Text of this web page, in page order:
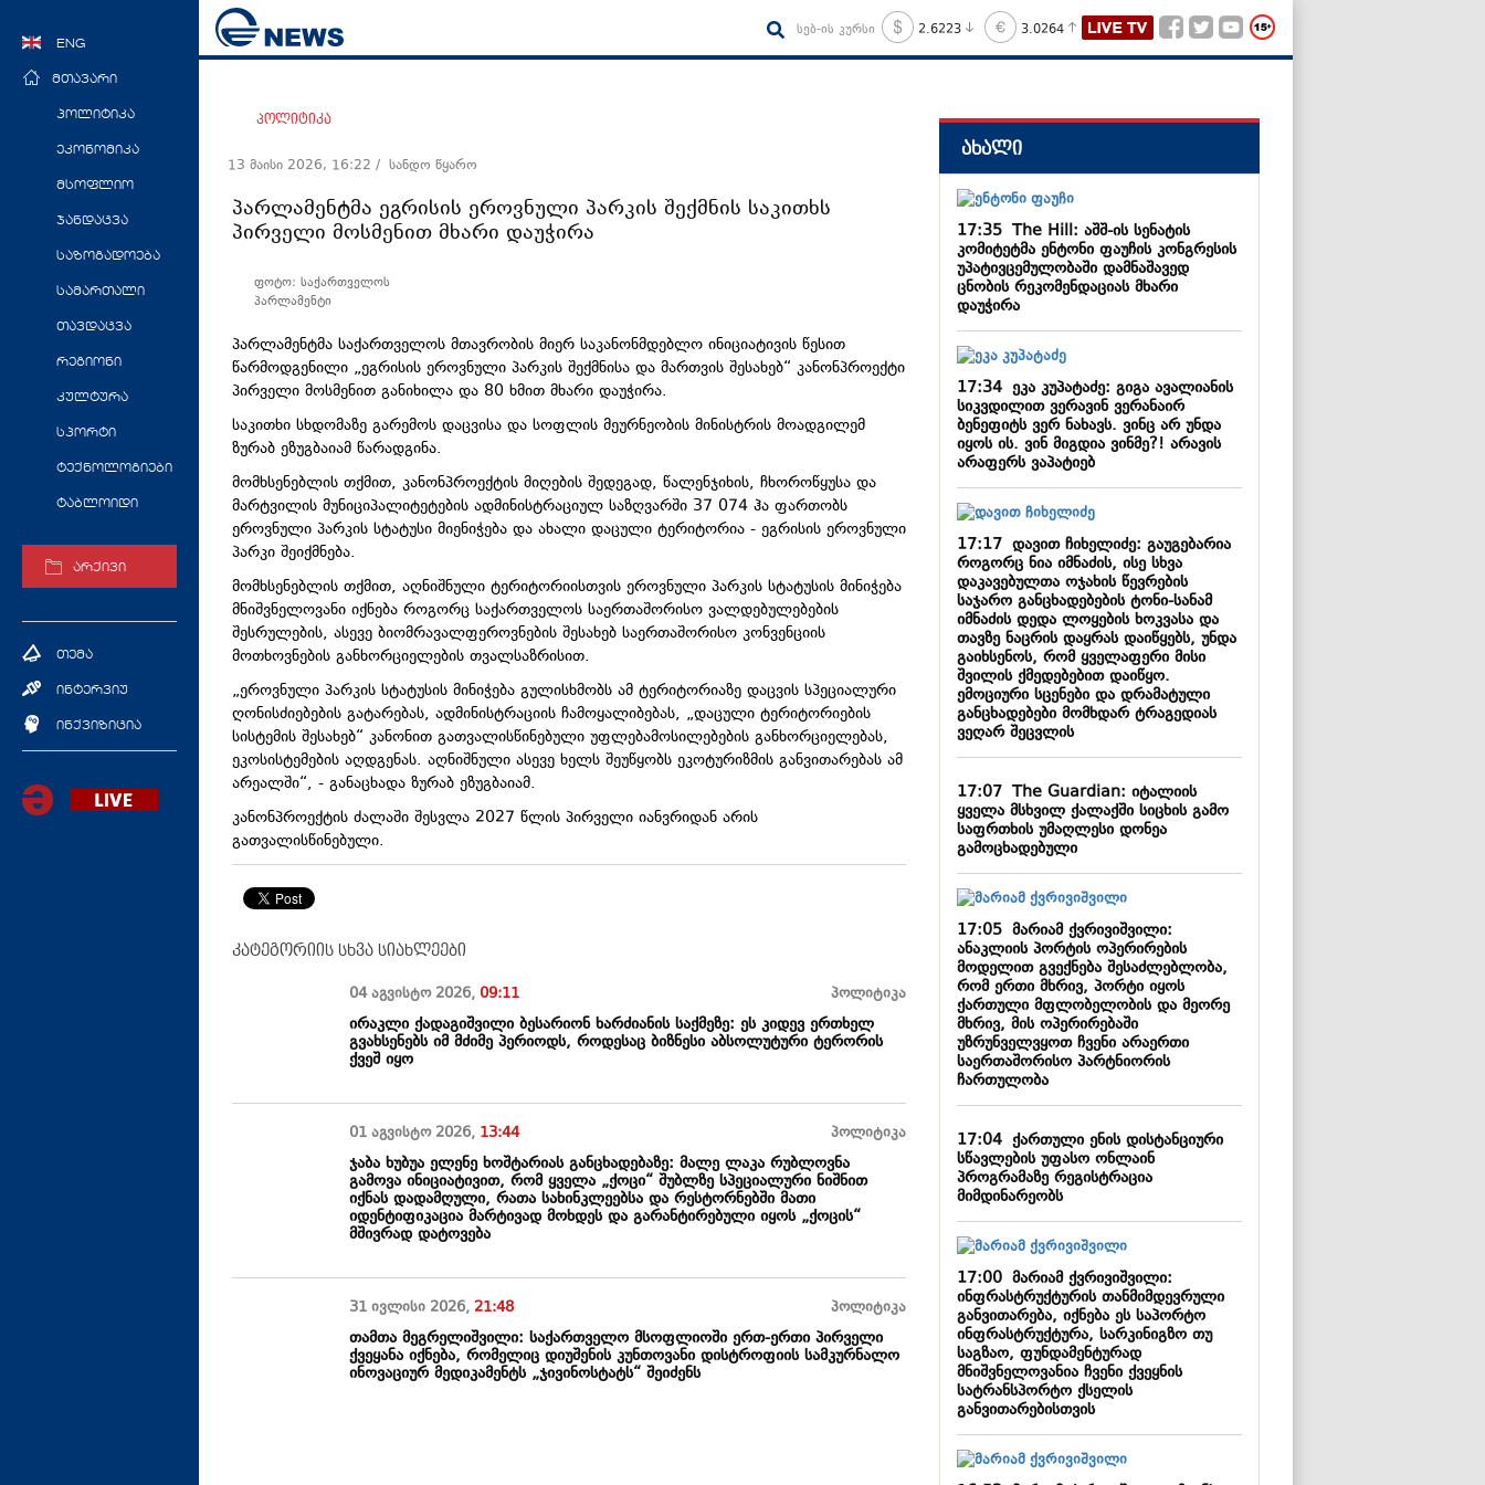
ENG
მთავარი
პოლიტიკა
ეკონომიკა
მსოფლიო
ჯანდაცვა
საზოგადოება
სამართალი
თავდაცვა
რეგიონი
კულტურა
სპორტი
ტექნოლოგიები
ტაბლოიდი
არქივი
თემა
ინტერვიუ
ინქვიზიცია
სებ-ის კურსი 2.6223 3.0264
პოლიტიკა
13 მაისი 2026, 16:22 / სანდო წყარო
პარლამენტმა ეგრისის ეროვნული პარკის შექმნის საკითხს
პირველი მოსმენით მხარი დაუჭირა
ფოტო: საქართველოს
პარლამენტი
პარლამენტმა საქართველოს მთავრობის მიერ საკანონმდებლო ინიციატივის წესით
წარმოდგენილი „ეგრისის ეროვნული პარკის შექმნისა და მართვის შესახებ“ კანონპროექტი
პირველი მოსმენით განიხილა და 80 ხმით მხარი დაუჭირა.
საკითხი სხდომაზე გარემოს დაცვისა და სოფლის მეურნეობის მინისტრის მოადგილემ
ზურაბ ეზუგბაიამ წარადგინა.
მომხსენებლის თქმით, კანონპროექტის მიღების შედეგად, წალენჯიხის, ჩხოროწყუსა და
მარტვილის მუნიციპალიტეტების ადმინისტრაციულ საზღვარში 37 074 ჰა ფართობს
ეროვნული პარკის სტატუსი მიენიჭება და ახალი დაცული ტერიტორია - ეგრისის ეროვნული
პარკი შეიქმნება.
მომხსენებლის თქმით, აღნიშნული ტერიტორიისთვის ეროვნული პარკის სტატუსის მინიჭება
მნიშვნელოვანი იქნება როგორც საქართველოს საერთაშორისო ვალდებულებების
შესრულების, ასევე ბიომრავალფეროვნების შესახებ საერთაშორისო კონვენციის
მოთხოვნების განხორციელების თვალსაზრისით.
„ეროვნული პარკის სტატუსის მინიჭება გულისხმობს ამ ტერიტორიაზე დაცვის სპეციალური
ღონისძიებების გატარებას, ადმინისტრაციის ჩამოყალიბებას, „დაცული ტერიტორიების
სისტემის შესახებ“ კანონით გათვალისწინებული უფლებამოსილებების განხორციელებას,
ეკოსისტემების აღდგენას. აღნიშნული ასევე ხელს შეუწყობს ეკოტურიზმის განვითარებას ამ
არეალში“, - განაცხადა ზურაბ ეზუგბაიამ.
კანონპროექტის ძალაში შესვლა 2027 წლის პირველი იანვრიდან არის
გათვალისწინებული.
კატეგორიის სხვა სიახლეები
04 აგვისტო 2026,09:11 პოლიტიკა
ირაკლი ქადაგიშვილი ბესარიონ ხარძიანის საქმეზე: ეს კიდევ ერთხელ
გვახსენებს იმ მძიმე პერიოდს, როდესაც ბიზნესი აბსოლუტური ტერორის
ქვეშ იყო
01 აგვისტო 2026, 13:44 პოლიტიკა
ჯაბა ხუბუა ელენე ხოშტარიას განცხადებაზე: მალე ლაკა რუბლოვნა
გამოვა ინიციატივით, რომ ყველა „ქოცი“ შუბლზე სპეციალური ნიშნით
იქნას დადამღული, რათა სახინკლეებსა და რესტორნებში მათი
იდენტიფიკაცია მარტივად მოხდეს და გარანტირებული იყოს „ქოცის“
მშივრად დატოვება
31 ივლისი 2026, 21:48 პოლიტიკა
თამთა მეგრელიშვილი: საქართველო მსოფლიოში ერთ-ერთი პირველი
ქვეყანა იქნება, რომელიც დიუშენის კუნთოვანი დისტროფიის სამკურნალო
ინოვაციურ მედიკამენტს „ჯივინოსტატს“ შეიძენს
ახალი
17:35The Hill: აშშ-ის სენატის
კომიტეტმა ენტონი ფაუჩის კონგრესის
უპატივცემულობაში დამნაშავედ
ცნობის რეკომენდაციას მხარი
დაუჭირა
17:34ეკა კუპატაძე: გიგა ავალიანის
სიკვდილით ვერავინ ვერანაირ
ბენეფიტს ვერ ნახავს. ვინც არ უნდა
იყოს ის. ვინ მიგდია ვინმე?! არავის
არაფერს ვაპატიებ
17:17დავით ჩიხელიძე: გაუგებარია
როგორც ნია იმნაძის, ისე სხვა
დაკავებულთა ოჯახის წევრების
საჯარო განცხადებების ტონი-სანამ
იმნაძის დედა ლოყების ხოკვასა და
თავზე ნაცრის დაყრას დაიწყებს, უნდა
გაიხსენოს, რომ ყველაფერი მისი
შვილის ქმედებებით დაიწყო.
ემოციური სცენები და დრამატული
განცხადებები მომხდარ ტრაგედიას
ვეღარ შეცვლის
17:07The Guardian: იტალიის
ყველა მსხვილ ქალაქში სიცხის გამო
საფრთხის უმაღლესი დონეა
გამოცხადებული
17:05მარიამ ქვრივიშვილი:
ანაკლიის პორტის ოპერირების
მოდელით გვექნება შესაძლებლობა,
რომ ერთი მხრივ, პორტი იყოს
ქართული მფლობელობის და მეორე
მხრივ, მის ოპერირებაში
უზრუნველვყოთ ჩვენი არაერთი
საერთაშორისო პარტნიორის
ჩართულობა
17:04ქართული ენის დისტანციური
სწავლების უფასო ონლაინ
პროგრამაზე რეგისტრაცია
მიმდინარეობს
17:00მარიამ ქვრივიშვილი:
ინფრასტრუქტურის თანმიმდევრული
განვითარება, იქნება ეს საპორტო
ინფრასტრუქტურა, სარკინიგზო თუ
საგზაო, ფუნდამენტურად
მნიშვნელოვანია ჩვენი ქვეყნის
სატრანსპორტო ქსელის
განვითარებისთვის